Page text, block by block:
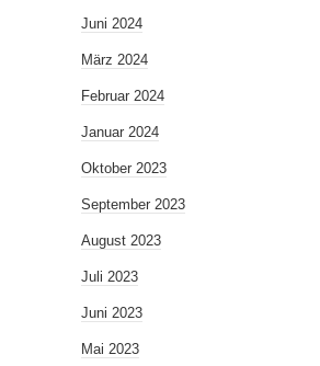
Juni 2024
März 2024
Februar 2024
Januar 2024
Oktober 2023
September 2023
August 2023
Juli 2023
Juni 2023
Mai 2023